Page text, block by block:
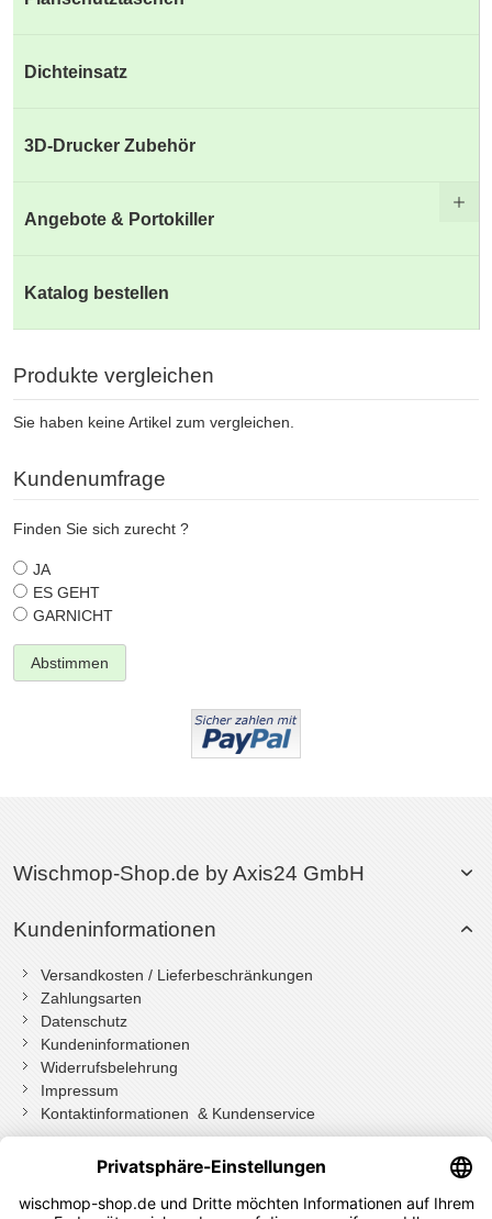
Dichteinsatz
3D-Drucker Zubehör
Angebote & Portokiller
Katalog bestellen
Produkte vergleichen
Sie haben keine Artikel zum vergleichen.
Kundenumfrage
Finden Sie sich zurecht ?
JA
ES GEHT
GARNICHT
Abstimmen
Wischmop-Shop.de by Axis24 GmbH
Kundeninformationen
Versandkosten / Lieferbeschränkungen
Zahlungsarten
Datenschutz
Kundeninformationen
Widerrufsbelehrung
Impressum
Kontaktinformationen & Kundenservice